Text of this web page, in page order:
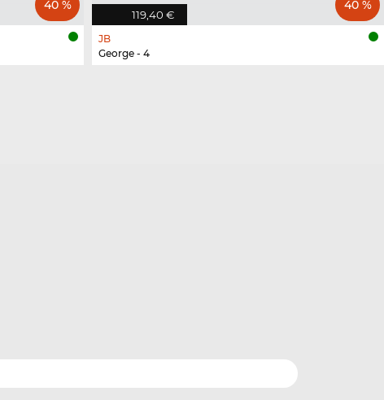
40 %
119,40 €
40 %
JB
George - 4